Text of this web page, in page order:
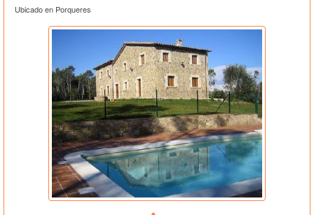
Ubicado en Porqueres